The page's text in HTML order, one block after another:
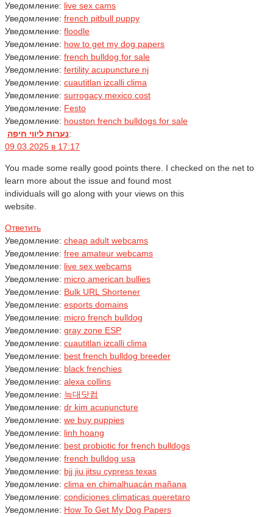
Уведомление: live sex cams
Уведомление: french pitbull puppy
Уведомление: floodle
Уведомление: how to get my dog papers
Уведомление: french bulldog for sale
Уведомление: fertility acupuncture nj
Уведомление: cuautitlan izcalli clima
Уведомление: surrogacy mexico cost
Уведомление: Festo
Уведомление: houston french bulldogs for sale
נערות ליווי חיפה:
09.03.2025 в 17:17
You made some really good points there. I checked on the net to
learn more about the issue and found most
individuals will go along with your views on this
website.
Ответить
Уведомление: cheap adult webcams
Уведомление: free amateur webcams
Уведомление: live sex webcams
Уведомление: micro american bullies
Уведомление: Bulk URL Shortener
Уведомление: esports domains
Уведомление: micro french bulldog
Уведомление: gray zone ESP
Уведомление: cuautitlan izcalli clima
Уведомление: best french bulldog breeder
Уведомление: black frenchies
Уведомление: alexa collins
Уведомление: 늑대닷컴
Уведомление: dr kim acupuncture
Уведомление: we buy puppies
Уведомление: linh hoang
Уведомление: best probiotic for french bulldogs
Уведомление: french bulldog usa
Уведомление: bjj jiu jitsu cypress texas
Уведомление: clima en chimalhuacán mañana
Уведомление: condiciones climaticas queretaro
Уведомление: How To Get My Dog Papers